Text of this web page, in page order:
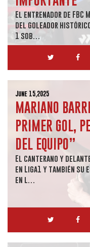
El entrenador de
del goleador
1 sob…
June 15,2025
MARIANO
PRIMER GOL,
DEL EQUIPO”
El canterano y
en Liga1 y también su
en l…